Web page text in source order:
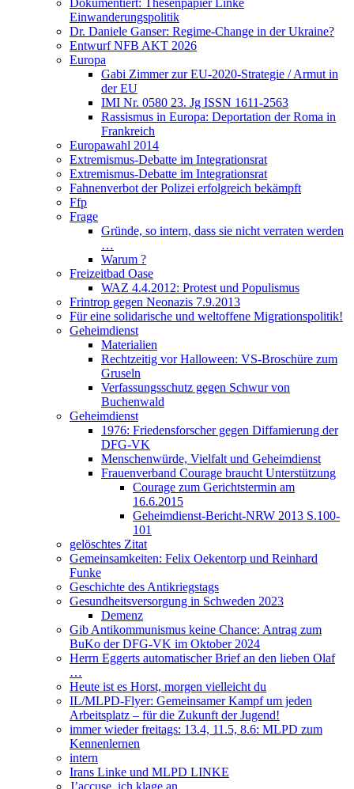
Dokumentiert: Thesenpapier Linke
Einwanderungspolitik
Dr. Daniele Ganser: Regime-Change in der Ukraine?
Entwurf NFB AKT 2026
Europa
Gabi Zimmer zur EU-2020-Strategie / Armut in
der EU
IMI Nr. 0580 23. Jg ISSN 1611-2563
Rassismus in Europa: Deportation der Roma in
Frankreich
Europawahl 2014
Extremismus-Debatte im Integrationsrat
Extremismus-Debatte im Integrationsrat
Fahnenverbot der Polizei erfolgreich bekämpft
Ffp
Frage
Gründe, so intern, dass sie nicht verraten werden
…
Warum ?
Freizeitbad Oase
WAZ 4.4.2012: Protest und Populismus
Frintrop gegen Neonazis 7.9.2013
Für eine solidarische und weltoffene Migrationspolitik!
Geheimdienst
Materialien
Rechtzeitig vor Halloween: VS-Broschüre zum
Gruseln
Verfassungsschutz gegen Schwur von
Buchenwald
Geheimdienst
1976: Friedensforscher gegen Diffamierung der
DFG-VK
Menschenwürde, Vielfalt und Geheimdienst
Frauenverband Courage braucht Unterstützung
Courage zum Gerichtstermin am
16.6.2015
Geheimdienst-Bericht-NRW 2013 S.100-
101
gelöschtes Zitat
Gemeinsamkeiten: Felix Oekentorp und Reinhard
Funke
Geschichte des Antikriegstags
Gesundheitsversorgung in Schweden 2023
Demenz
Gib Antikommunismus keine Chance: Antrag zum
BuKo der DFG-VK im Oktober 2024
Herrn Eggerts automatischer Brief an den lieben Olaf
…
Heute ist es Horst, morgen vielleicht du
IL/MLPD-Flyer: Gemeinsamer Kampf um jeden
Arbeitsplatz – für die Zukunft der Jugend!
immer wieder freitags: 13.4, 11.5, 8.6: MLPD zum
Kennenlernen
intern
Irans Linke und MLPD LINKE
J’accuse, ich klage an